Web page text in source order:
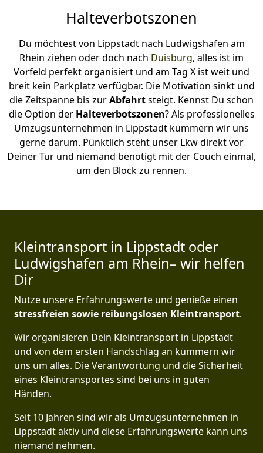
Halteverbotszonen
Du möchtest von Lippstadt nach Ludwigshafen am
Rhein ziehen oder doch nach Duisburg, alles ist im
Vorfeld perfekt organisiert und am Tag X ist weit und
breit kein Parkplatz verfügbar. Die Motivation sinkt und
die Zeitspanne bis zurAbfahrtsteigt. Kennst Du schon
die Option der Halteverbotszonen? Als professionelles
Umzugsunternehmen in Lippstadt kümmern wir uns
gerne darum. Pünktlich steht unser Lkw direkt vor
Deiner Tür und niemand benötigt mit der Couch einmal,
um den Block zu rennen.
Kleintransport in Lippstadt oder
Ludwigshafen am Rhein– wir helfen
Dir
Nutze unsere Erfahrungswerte und genieße einen
stressfreien sowie reibungslosen Kleintransport.
Wir organisieren Dein Kleintransport in Lippstadt
und von dem ersten Handschlag an kümmern wir
uns um alles. Die Verantwortung und die Sicherheit
eines Kleintransportes sind bei uns in guten
Händen.
Seit 10 Jahren sind wir als Umzugsunternehmen in
Lippstadt aktiv und diese Erfahrungswerte kann uns
niemand nehmen.